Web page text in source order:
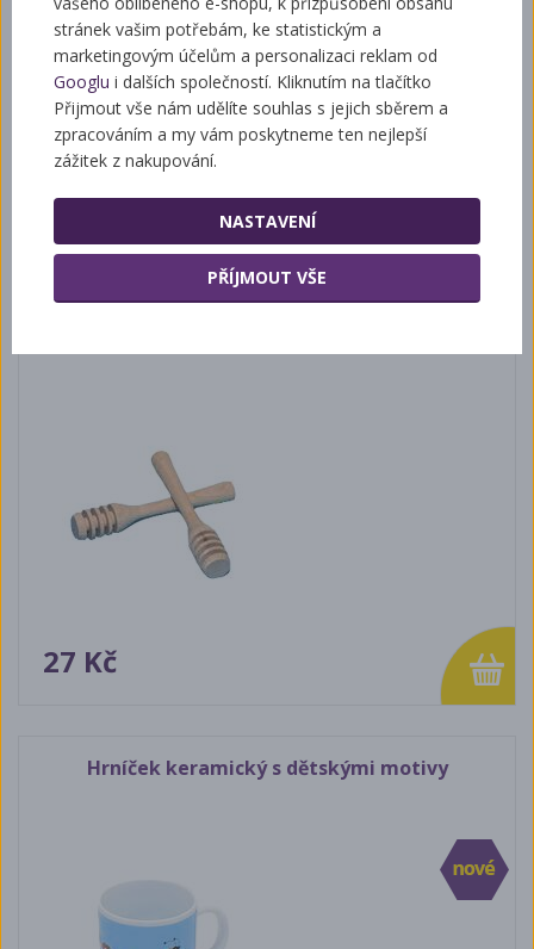
7 Kč
27 Kč
Hrníček keramický s dětskými motivy
stránek vašim potřebám, ke statistickým a
marketingovým účelům a personalizaci reklam od
Googlu i dalších společností. Kliknutím na tlačítko
Přijmout vše nám udělíte souhlas s jejich sběrem a
zpracováním a my vám poskytneme ten nejlepší
zážitek z nakupování.
NASTAVENÍ
PŘÍJMOUT VŠE